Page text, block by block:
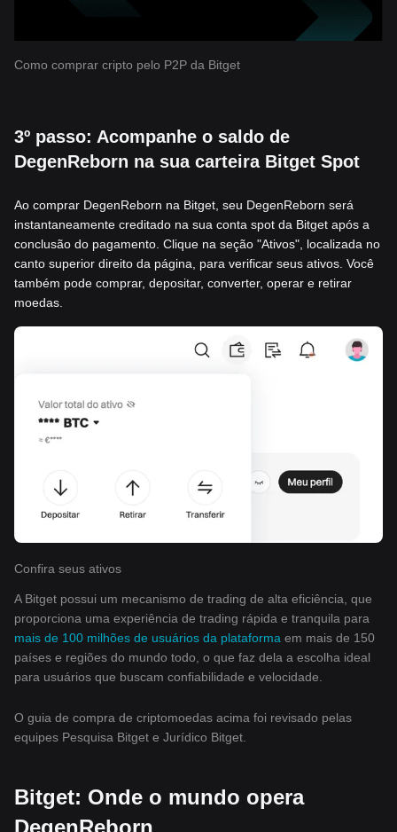
Como comprar cripto pelo P2P da Bitget
3º passo: Acompanhe o saldo de
DegenReborn na sua carteira Bitget Spot
Ao comprar DegenReborn na Bitget, seu DegenReborn será
instantaneamente creditado na sua conta spot da Bitget após a
conclusão do pagamento. Clique na seção "Ativos", localizada no
canto superior direito da página, para verificar seus ativos. Você
também pode comprar, depositar, converter, operar e retirar
moedas.
Confira seus ativos
A Bitget possui um mecanismo de trading de alta eficiência, que
proporciona uma experiência de trading rápida e tranquila para
mais de 100 milhões de usuários da plataforma em mais de 150
países e regiões do mundo todo, o que faz dela a escolha ideal
para usuários que buscam confiabilidade e velocidade.
O guia de compra de criptomoedas acima foi revisado pelas
equipes Pesquisa Bitget e Jurídico Bitget.
Bitget: Onde o mundo opera
DegenReborn